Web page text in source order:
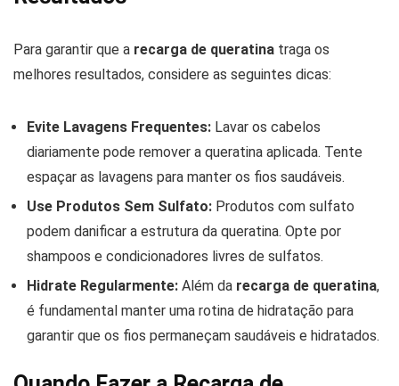
Para garantir que a recarga de queratina traga os
melhores resultados, considere as seguintes dicas:
Evite Lavagens Frequentes: Lavar os cabelos
diariamente pode remover a queratina aplicada. Tente
espaçar as lavagens para manter os fios saudáveis.
Use Produtos Sem Sulfato: Produtos com sulfato
podem danificar a estrutura da queratina. Opte por
shampoos e condicionadores livres de sulfatos.
Hidrate Regularmente: Além da recarga de queratina,
é fundamental manter uma rotina de hidratação para
garantir que os fios permaneçam saudáveis e hidratados.